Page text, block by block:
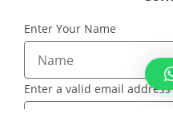
Enter Your Name
Enter a valid email address